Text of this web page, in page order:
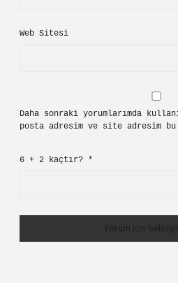
Web Sitesi
Daha sonraki yorumlarımda
posta adresim ve site adresim
6 + 2 kaçtır? *